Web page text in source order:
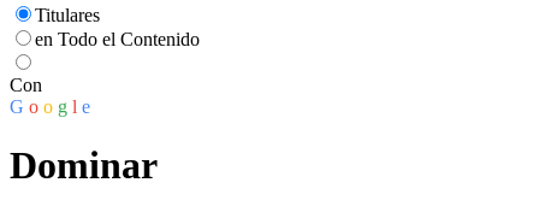
Titulares
en Todo el Contenido
Con
G o o g l e
Dominar